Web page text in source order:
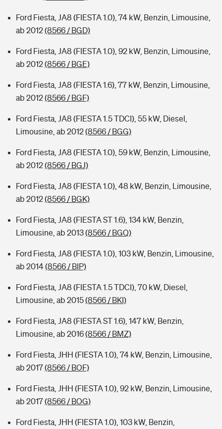
Ford Fiesta, JA8 (FIESTA 1.0), 74 kW, Benzin, Limousine,
ab 2012(8566 / BGD)
Ford Fiesta, JA8 (FIESTA 1.0), 92 kW, Benzin, Limousine,
ab 2012(8566 / BGE)
Ford Fiesta, JA8 (FIESTA 1.6), 77 kW, Benzin, Limousine,
ab 2012(8566 / BGF)
Ford Fiesta, JA8 (FIESTA 1.5 TDCI), 55 kW, Diesel,
Limousine, ab 2012(8566 / BGG)
Ford Fiesta, JA8 (FIESTA 1.0), 59 kW, Benzin, Limousine,
ab 2012(8566 / BGJ)
Ford Fiesta, JA8 (FIESTA 1.0), 48 kW, Benzin, Limousine,
ab 2012(8566 / BGK)
Ford Fiesta, JA8 (FIESTA ST 1.6), 134 kW, Benzin,
Limousine, ab 2013(8566 / BGQ)
Ford Fiesta, JA8 (FIESTA 1.0), 103 kW, Benzin, Limousine,
ab 2014(8566 / BIP)
Ford Fiesta, JA8 (FIESTA 1.5 TDCI), 70 kW, Diesel,
Limousine, ab 2015(8566 / BKI)
Ford Fiesta, JA8 (FIESTA ST 1.6), 147 kW, Benzin,
Limousine, ab 2016(8566 / BMZ)
Ford Fiesta, JHH (FIESTA 1.0), 74 kW, Benzin, Limousine,
ab 2017(8566 / BOF)
Ford Fiesta, JHH (FIESTA 1.0), 92 kW, Benzin, Limousine,
ab 2017(8566 / BOG)
Ford Fiesta, JHH (FIESTA 1.0), 103 kW, Benzin,